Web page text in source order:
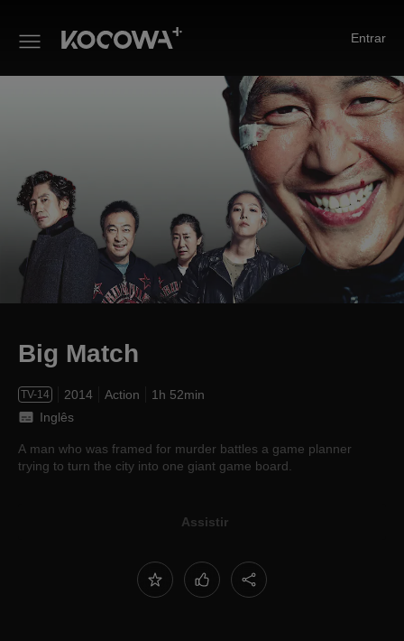
Entrar
Big Match
TV-14 2014 Action
1h 52min
Inglês
A man who was framed for murder battles a game planner
trying to turn the city into one giant game board.
Assistir